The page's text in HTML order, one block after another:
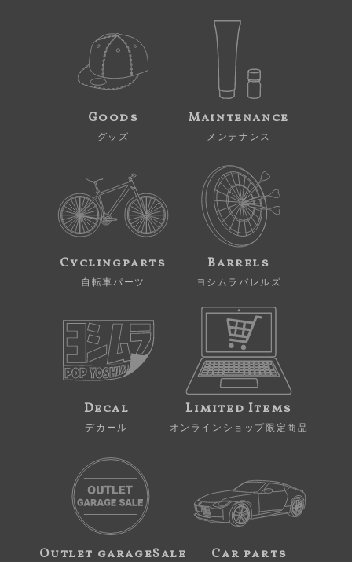
Goods
グッズ
Maintenance
メンテナンス
Cyclingparts
自転車パーツ
Barrels
ヨシムラバレルズ
Decal
デカール
Limited Items
オンラインショップ限定商品
Outlet garageSale Car parts